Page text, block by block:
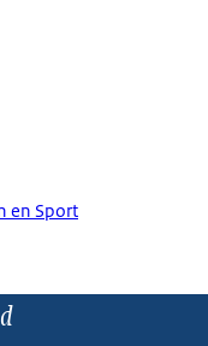
en Sport